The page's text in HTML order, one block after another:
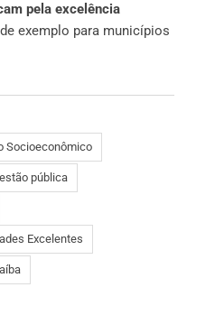
pela excelência
exemplo para municípios
Socioeconômico
pública
Excelentes